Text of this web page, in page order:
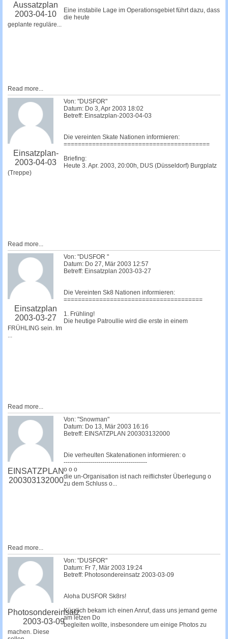
Aussatzplan
2003-04-10
Eine instabile Lage im Operationsgebiet führt dazu, dass
die heute
geplante reguläre...
Read more...
Einsatzplan-
2003-04-03
Von: "DUSFOR"
Datum: Do 3, Apr 2003 18:02
Betreff: Einsatzplan-2003-04-03
Die vereinten Skate Nationen informieren:
=========================================
Briefing:
Heute 3. Apr. 2003, 20:00h, DUS (Düsseldorf) Burgplatz
(Treppe)
Read more...
Einsatzplan
2003-03-27
Von: "DUSFOR "
Datum: Do 27, Mär 2003 12:57
Betreff: Einsatzplan 2003-03-27
Die Vereinten Sk8 Nationen informieren:
=======================================
1. Frühling!
Die heutige Patroullie wird die erste in einem
FRÜHLING sein. Im
...
Read more...
EINSATZPLAN
200303132000
Von: "Snowman"
Datum: Do 13, Mär 2003 16:16
Betreff: EINSATZPLAN 200303132000
Die verheulten Skatenationen informieren: o
-----------------------------------------
o o o
die un-Organisation ist nach reiflichster Überlegung o
zu dem Schluss o...
Read more...
Photosondereinsatz
2003-03-09
Von: "DUSFOR"
Datum: Fr 7, Mär 2003 19:24
Betreff: Photosondereinsatz 2003-03-09
Aloha DUSFOR Sk8rs!
Kürzlich bekam ich einen Anruf, dass uns jemand gerne
am letzen Do
begleiten wollte, insbesondere um einige Photos zu
machen. Diese